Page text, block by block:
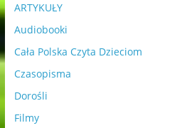
ARTYKUŁY
Audiobooki
Cała Polska Czyta Dzieciom
Czasopisma
Dorośli
Filmy